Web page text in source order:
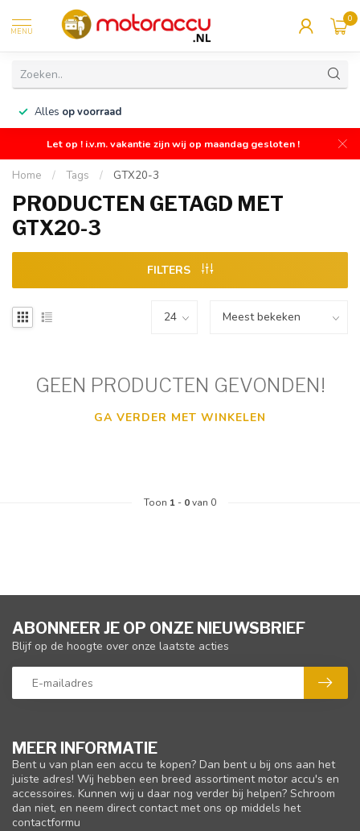
MENU
0
Alles op voorraad
Let op ! i.v.m. vakantie zijn wij op maandag gesloten !
Home / Tags / GTX20-3
PRODUCTEN GETAGD MET
GTX20-3
FILTERS
GEEN PRODUCTEN GEVONDEN!
GA VERDER MET WINKELEN
Toon 1 - 0van 0
MEER INFORMATIE
Bent u van plan een accu te kopen? Dan bent u bij ons aan het
juiste adres! Wij hebben een breed assortiment motor accu's en
accessoires. Kunnen wij u daar nog verder bij helpen? Schroom
dan niet, en neem direct contact met ons op middels het
contactformu
ABONNEER JE OP ONZE NIEUWSBRIEF
Blijf op de hoogte over onze laatste acties